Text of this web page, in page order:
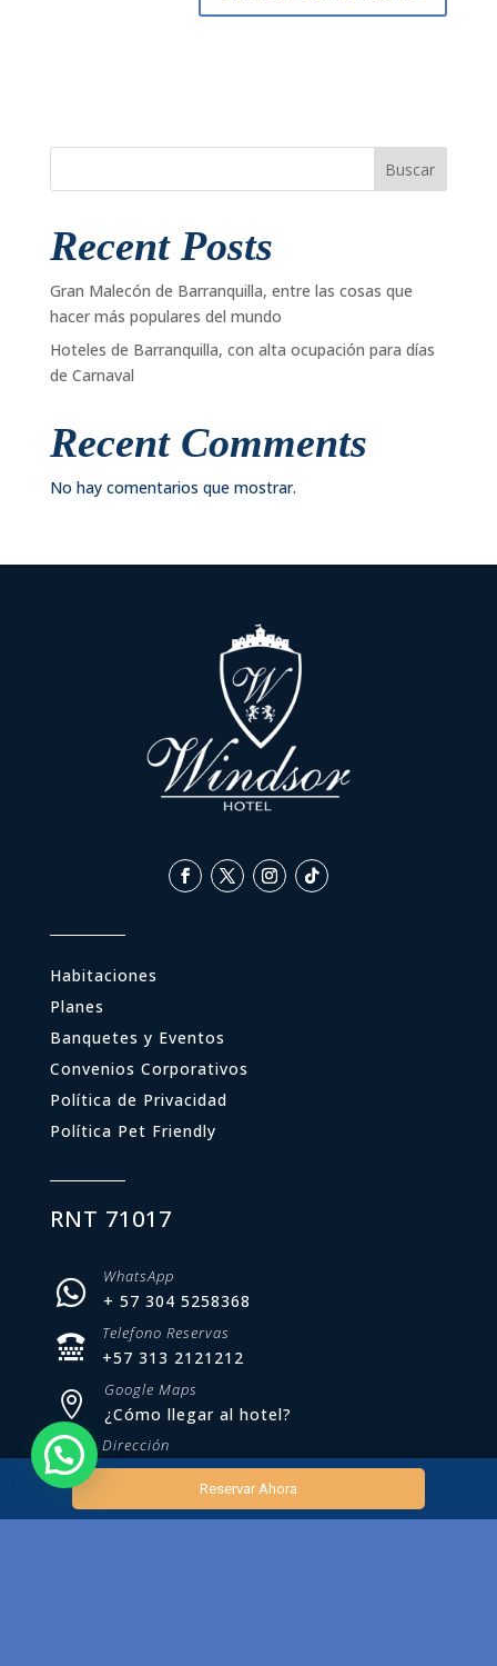
Buscar
Recent Posts
Gran Malecón de Barranquilla, entre las cosas que
hacer más populares del mundo
Hoteles de Barranquilla, con alta ocupación para días
de Carnaval
Recent Comments
No hay comentarios que mostrar.
Habitaciones
Planes
Banquetes y Eventos
Convenios Corporativos
Política de Privacidad
Política Pet Friendly
RNT 71017
 WhatsApp
+ 57 304 5258368
 Telefono Reservas
+57 313 2121212
 Google Maps
¿Cómo llegar al hotel?
 Dirección
Cl. 84 #46-07 | Barranquilla – Col.
 comunicaciones@hotelwindsor.com.co
Reservar Ahora